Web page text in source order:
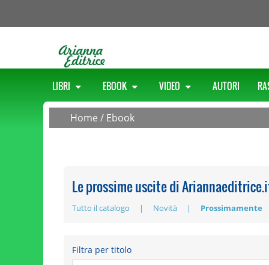
LIBRI EBOOK VIDEO AUTORI
Home / Ebook
Le prossime uscite di
Tutto il catalogo Novità Prossimamente
Filtra per titolo